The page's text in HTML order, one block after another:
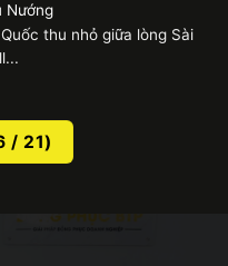
Nướng
thu nhỏ giữa lòng Sài
/ 21)